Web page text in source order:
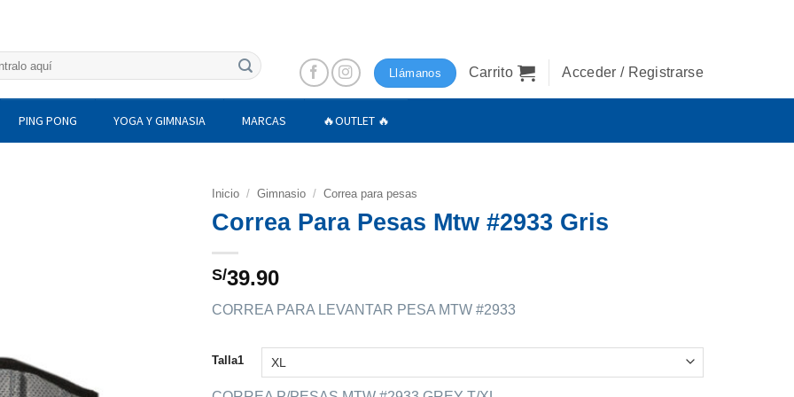
Llámanos Carrito Acceder / Registrarse
PING PONG YOGA Y GIMNASIA MARCAS 🔥OUTLET 🔥
Inicio / Gimnasio / Correa para pesas
Correa Para Pesas Mtw #2933 Gris
S/39.90
CORREA PARA LEVANTAR PESA MTW #2933
Talla1